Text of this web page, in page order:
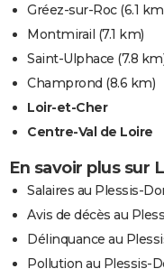
Gréez-sur-Roc(6.1
Montmirail (7.1 km)
Saint-Ulphace (7.8
Champrond (8.6 km)
Loir-et-Cher
Centre-Val de Loire
En savoir plus sur
Salaires au Plessis-
Avis de décès au
Délinquance au
Pollution au Plessis-